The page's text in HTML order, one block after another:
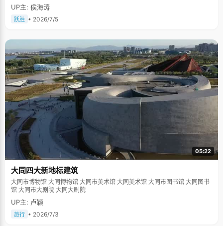
UP主: 侯海涛
跃胜 • 2026/7/5
05:22
大同四大新地标建筑
大同市博物馆 大同博物馆 大同市美术馆 大同美术馆 大同市图书馆 大同图书
馆 大同市大剧院 大同大剧院
UP主: 卢颖
旅行 • 2026/7/3